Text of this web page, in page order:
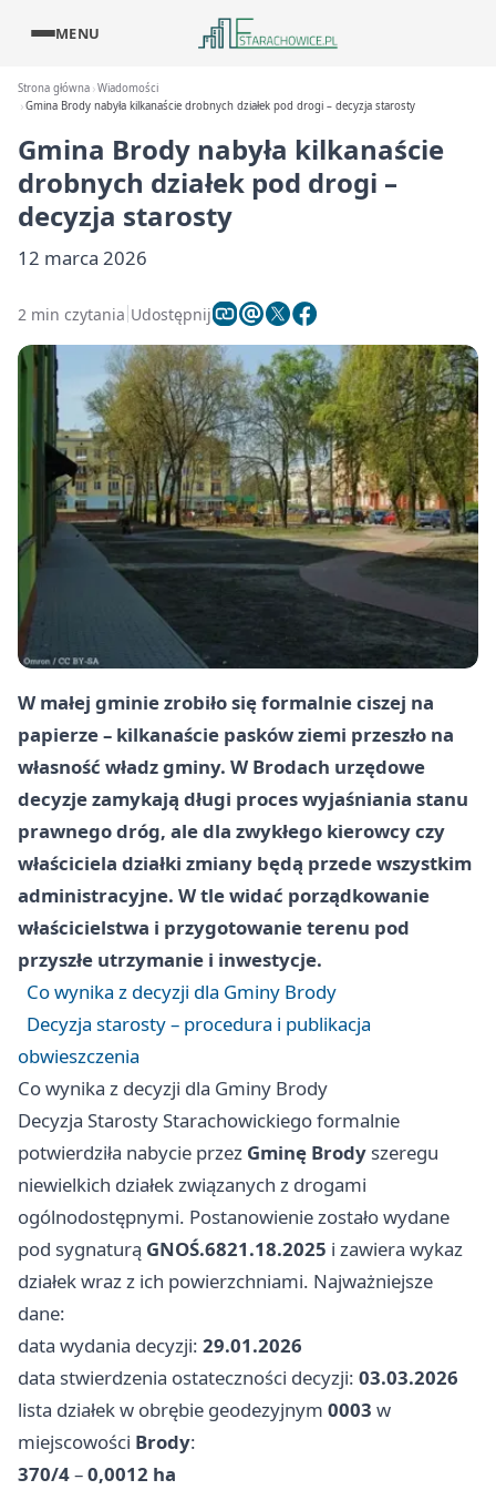
MENU
Strona główna Wiadomości
Gmina Brody nabyła kilkanaście drobnych działek pod drogi – decyzja starosty
Gmina Brody nabyła kilkanaście
drobnych działek pod drogi –
decyzja starosty
12 marca 2026
2 min czytania Udostępnij
W małej gminie zrobiło się formalnie ciszej na
papierze – kilkanaście pasków ziemi przeszło na
własność władz gminy. W Brodach urzędowe
decyzje zamykają długi proces wyjaśniania stanu
prawnego dróg, ale dla zwykłego kierowcy czy
właściciela działki zmiany będą przede wszystkim
administracyjne. W tle widać porządkowanie
właścicielstwa i przygotowanie terenu pod
przyszłe utrzymanie i inwestycje.
Co wynika z decyzji dla Gminy Brody
Decyzja starosty – procedura i publikacja
obwieszczenia
Co wynika z decyzji dla Gminy Brody
Decyzja Starosty Starachowickiego formalnie
potwierdziła nabycie przez Gminę Brody szeregu
niewielkich działek związanych z drogami
ogólnodostępnymi. Postanowienie zostało wydane
pod sygnaturą GNOŚ.6821.18.2025 i zawiera wykaz
działek wraz z ich powierzchniami. Najważniejsze
dane:
data wydania decyzji: 29.01.2026
data stwierdzenia ostateczności decyzji: 03.03.2026
lista działek w obrębie geodezyjnym 0003 w
miejscowości Brody:
370/4–0,0012 ha